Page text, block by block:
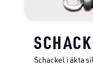
Schackel i äkta